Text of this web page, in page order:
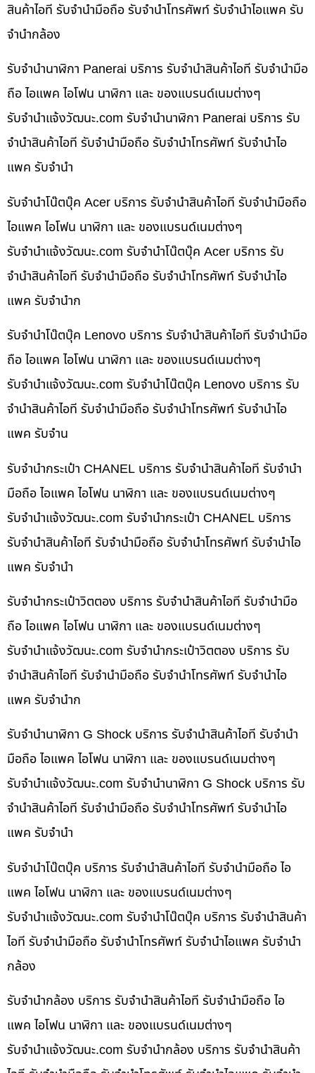
สินค้าไอที รับจำนำมือถือ รับจำนำโทรศัพท์ รับจำนำไอแพค รับ
จำนำกล้อง
รับจำนำนาฬิกา Panerai บริการ รับจำนำสินค้าไอที รับจำนำมือ
ถือ ไอแพค ไอโฟน นาฬิกา และ ของแบรนด์เนมต่างๆ
รับจํานําแจ้งวัฒนะ.com รับจำนำนาฬิกา Panerai บริการ รับ
จำนำสินค้าไอที รับจำนำมือถือ รับจำนำโทรศัพท์ รับจำนำไอ
แพค รับจำนำ
รับจำนำโน๊ตบุ๊ค Acer บริการ รับจำนำสินค้าไอที รับจำนำมือถือ
ไอแพค ไอโฟน นาฬิกา และ ของแบรนด์เนมต่างๆ
รับจํานําแจ้งวัฒนะ.com รับจำนำโน๊ตบุ๊ค Acer บริการ รับ
จำนำสินค้าไอที รับจำนำมือถือ รับจำนำโทรศัพท์ รับจำนำไอ
แพค รับจำนำก
รับจำนำโน๊ตบุ๊ค Lenovo บริการ รับจำนำสินค้าไอที รับจำนำมือ
ถือ ไอแพค ไอโฟน นาฬิกา และ ของแบรนด์เนมต่างๆ
รับจํานําแจ้งวัฒนะ.com รับจำนำโน๊ตบุ๊ค Lenovo บริการ รับ
จำนำสินค้าไอที รับจำนำมือถือ รับจำนำโทรศัพท์ รับจำนำไอ
แพค รับจำน
รับจำนำกระเป๋า CHANEL บริการ รับจำนำสินค้าไอที รับจำนำ
มือถือ ไอแพค ไอโฟน นาฬิกา และ ของแบรนด์เนมต่างๆ
รับจํานําแจ้งวัฒนะ.com รับจำนำกระเป๋า CHANEL บริการ
รับจำนำสินค้าไอที รับจำนำมือถือ รับจำนำโทรศัพท์ รับจำนำไอ
แพค รับจำนำ
รับจำนำกระเป๋าวิตตอง บริการ รับจำนำสินค้าไอที รับจำนำมือ
ถือ ไอแพค ไอโฟน นาฬิกา และ ของแบรนด์เนมต่างๆ
รับจํานําแจ้งวัฒนะ.com รับจำนำกระเป๋าวิตตอง บริการ รับ
จำนำสินค้าไอที รับจำนำมือถือ รับจำนำโทรศัพท์ รับจำนำไอ
แพค รับจำนำก
รับจำนำนาฬิกา G Shock บริการ รับจำนำสินค้าไอที รับจำนำ
มือถือ ไอแพค ไอโฟน นาฬิกา และ ของแบรนด์เนมต่างๆ
รับจํานําแจ้งวัฒนะ.com รับจำนำนาฬิกา G Shock บริการ รับ
จำนำสินค้าไอที รับจำนำมือถือ รับจำนำโทรศัพท์ รับจำนำไอ
แพค รับจำนำ
รับจำนำโน๊ตบุ๊ค บริการ รับจำนำสินค้าไอที รับจำนำมือถือ ไอ
แพค ไอโฟน นาฬิกา และ ของแบรนด์เนมต่างๆ
รับจํานําแจ้งวัฒนะ.com รับจำนำโน๊ตบุ๊ค บริการ รับจำนำสินค้า
ไอที รับจำนำมือถือ รับจำนำโทรศัพท์ รับจำนำไอแพค รับจำนำ
กล้อง
รับจำนำกล้อง บริการ รับจำนำสินค้าไอที รับจำนำมือถือ ไอ
แพค ไอโฟน นาฬิกา และ ของแบรนด์เนมต่างๆ
รับจํานําแจ้งวัฒนะ.com รับจำนำกล้อง บริการ รับจำนำสินค้า